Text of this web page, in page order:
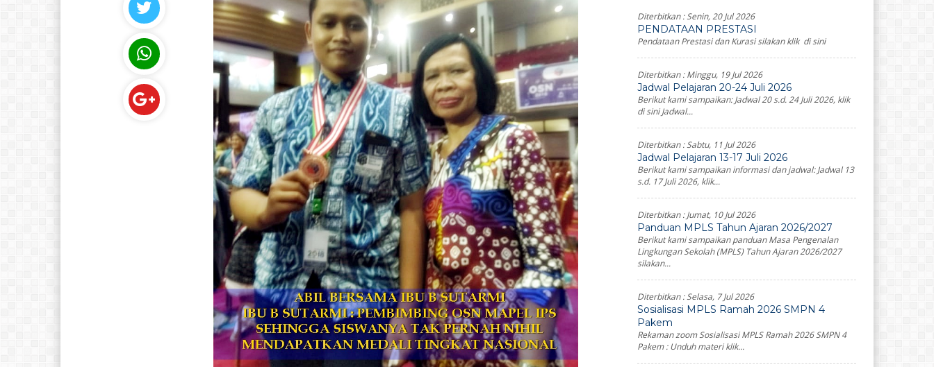
Diterbitkan :Senin, 20 Jul 2026
PENDATAAN PRESTASI
Pendataan Prestasi dan Kurasi silakan klik di sini
Diterbitkan :Minggu, 19 Jul 2026
Jadwal Pelajaran 20-24 Juli 2026
Berikut kami sampaikan: Jadwal 20 s.d. 24 Juli 2026, klik
di sini Jadwal...
Diterbitkan :Sabtu, 11 Jul 2026
Jadwal Pelajaran 13-17 Juli 2026
Berikut kami sampaikan informasi dan jadwal: Jadwal 13
s.d. 17 Juli 2026, klik...
Diterbitkan :Jumat, 10 Jul 2026
Panduan MPLS Tahun Ajaran 2026/2027
Berikut kami sampaikan panduan Masa Pengenalan
Lingkungan Sekolah (MPLS) Tahun Ajaran 2026/2027
silakan...
Diterbitkan :Selasa, 7 Jul 2026
Sosialisasi MPLS Ramah 2026 SMPN 4
Pakem
Rekaman zoom Sosialisasi MPLS Ramah 2026 SMPN 4
Pakem : Unduh materi klik...